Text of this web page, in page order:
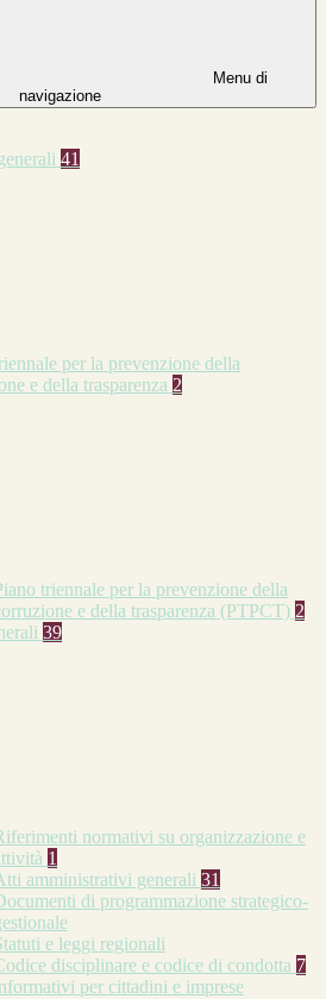
Menu di
navigazione
41
per la prevenzione della
e della trasparenza 2
triennale per la prevenzione della
e della trasparenza (PTPCT) 2
39
normativi su organizzazione e
1
amministrativi generali 31
di programmazione strategico-
e leggi regionali
disciplinare e codice di condotta 7
per cittadini e imprese